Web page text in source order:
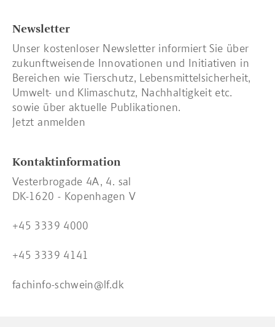
Newsletter
Unser kostenloser Newsletter informiert Sie über
zukunftweisende Innovationen und Initiativen in
Bereichen wie Tierschutz, Lebensmittelsicherheit,
Umwelt- und Klimaschutz, Nachhaltigkeit etc.
sowie über aktuelle Publikationen.
Jetzt anmelden
Kontaktinformation
Vesterbrogade 4A, 4. sal
DK-1620 - Kopenhagen V
+45 3339 4000
+45 3339 4141
fachinfo-schwein@lf.dk